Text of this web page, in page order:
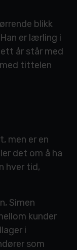
blikk
er lærling i
år står med
tittelen
men er en
det om å ha
hver tid,
Simen
kunder
i
som